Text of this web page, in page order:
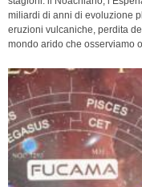
miliardi di anni di evoluzione
eruzioni vulcaniche, perdita
mondo arido che osserviamo